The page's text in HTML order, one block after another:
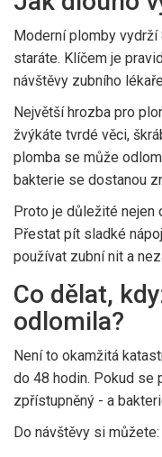
Moderní plomby
staráte. Klíčem je
návštěvy zubního
Největší hrozba pro
žvýkáte tvrdé věci,
plomba se může
bakterie se dostanou
Proto je důležité nejen
Přestat pít sladké
používat zubní nit a
Co dělat,
odlomila?
Není to okamžitá
do 48 hodin. Pokud se
zpřístupněný - a
Do návštěvy si můžete: